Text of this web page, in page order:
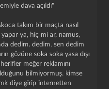
dava açıldı"
takım bir maçta nasıl
yapar ya, hiç mi ar, namus,
dedim. dedim, sen dedim
gözüne soka soka yasa dışı
meğer reklamını
bilmiyormuş. kimse
diye girip internetten